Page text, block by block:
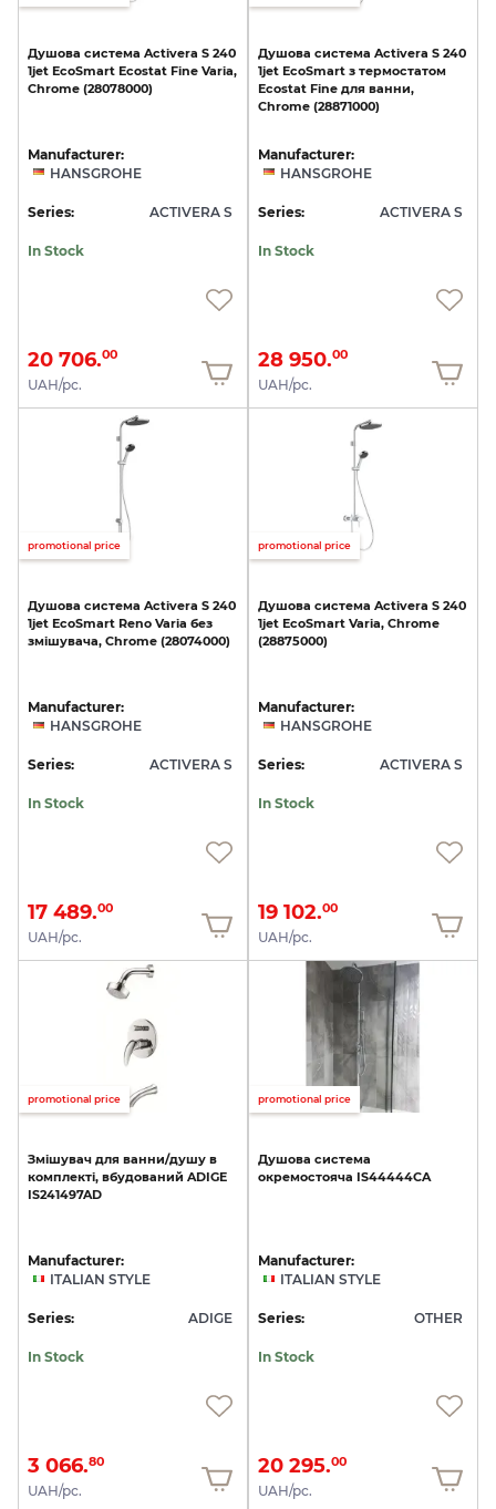
Душова система Activera S 240
1jet EcoSmart Ecostat Fine Varia,
Chrome (28078000)
Manufacturer:
HANSGROHE
Series: ACTIVERA S
In Stock
20 706.00
UAH/pc.
Душова система Activera S 240
1jet EcoSmart з термостатом
Ecostat Fine для ванни,
Chrome (28871000)
Manufacturer:
HANSGROHE
Series: ACTIVERA S
In Stock
28 950.00
UAH/pc.
promotional price
Душова система Activera S 240
1jet EcoSmart Reno Varia без
змішувача, Chrome (28074000)
Manufacturer:
HANSGROHE
Series: ACTIVERA S
In Stock
17 489.00
UAH/pc.
promotional price
Душова система Activera S 240
1jet EcoSmart Varia, Chrome
(28875000)
Manufacturer:
HANSGROHE
Series: ACTIVERA S
In Stock
19 102.00
UAH/pc.
promotional price
Змішувач для ванни/душу в
комплекті, вбудований ADIGE
IS241497AD
Manufacturer:
ITALIAN STYLE
Series: ADIGE
In Stock
3 066.80
UAH/pc.
promotional price
Душова система
окремостояча IS44444CA
Manufacturer:
ITALIAN STYLE
Series: OTHER
In Stock
20 295.00
UAH/pc.